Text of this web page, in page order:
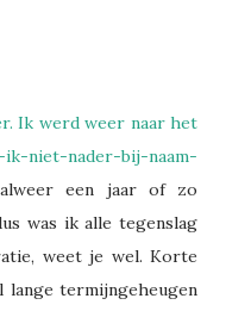
Ik werd weer naar het
niet-nader-bij-naam-
een jaar of zo
was ik alle tegenslag
weet je wel. Korte
termijngeheugen